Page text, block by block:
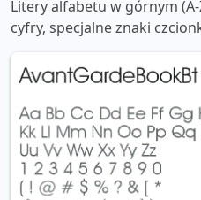
Litery alfabetu w górnym
cyfry, specjalne znaki